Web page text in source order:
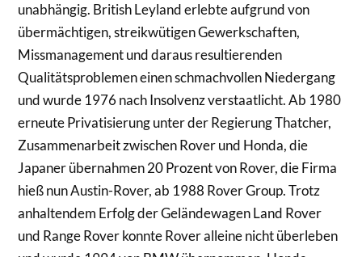
unabhängig. British Leyland erlebte aufgrund von
übermächtigen, streikwütigen Gewerkschaften,
Missmanagement und daraus resultierenden
Qualitätsproblemen einen schmachvollen Niedergang
und wurde 1976 nach Insolvenz verstaatlicht. Ab 1980
erneute Privatisierung unter der Regierung Thatcher,
Zusammenarbeit zwischen Rover und Honda, die
Japaner übernahmen 20 Prozent von Rover, die Firma
hieß nun Austin-Rover, ab 1988 Rover Group. Trotz
anhaltendem Erfolg der Geländewagen Land Rover
und Range Rover konnte Rover alleine nicht überleben